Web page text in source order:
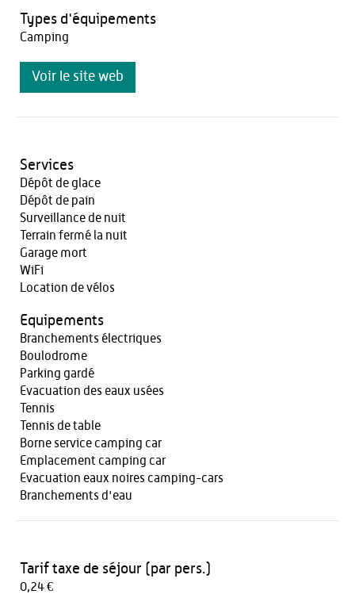
Types d'équipements
Camping
Voir le site web
Services
Dépôt de glace
Dépôt de pain
Surveillance de nuit
Terrain fermé la nuit
Garage mort
WiFi
Location de vélos
Equipements
Branchements électriques
Boulodrome
Parking gardé
Evacuation des eaux usées
Tennis
Tennis de table
Borne service camping car
Emplacement camping car
Evacuation eaux noires camping-cars
Branchements d'eau
Tarif taxe de séjour (par pers.)
0,24 €